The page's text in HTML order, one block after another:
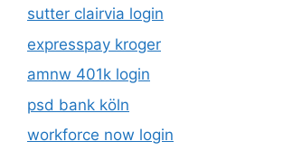
sutter clairvia login
expresspay kroger
amnw 401k login
psd bank köln
workforce now login